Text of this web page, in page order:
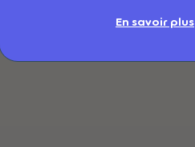
En savoir plus